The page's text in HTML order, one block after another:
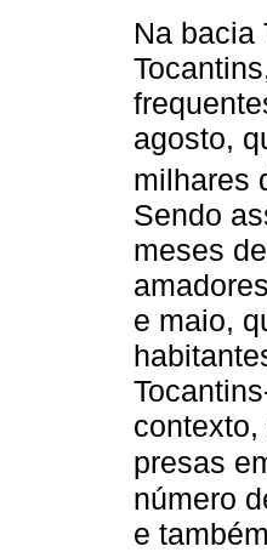
Na bacia
agosto,
milhares
Sendo
meses
e maio,
presas
número
e